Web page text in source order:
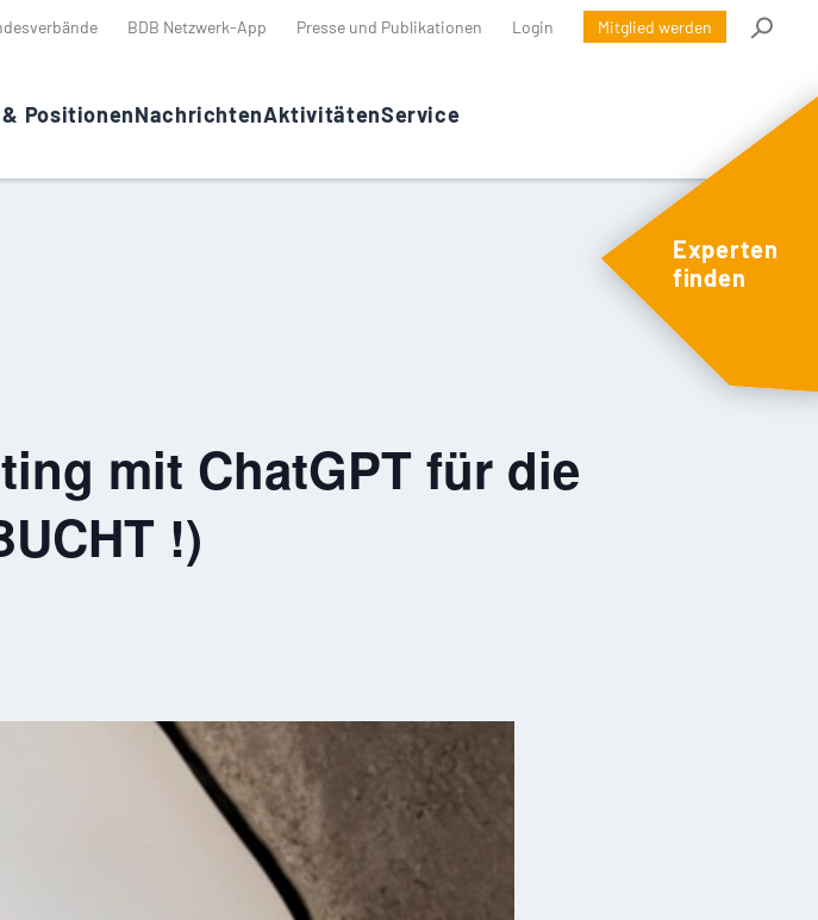
BDB Netzwerk-App Presse und Publikationen Login Mitglied werden
PositionenNachrichtenAktivitätenService
Experten
finden
mit ChatGPT für die
!)